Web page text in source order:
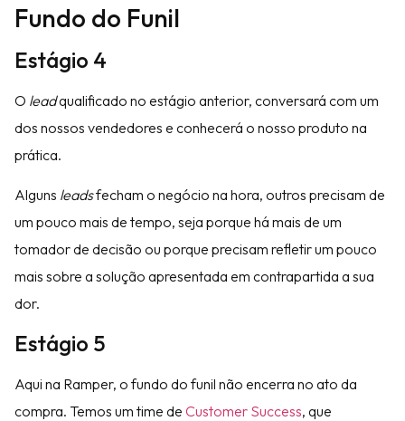
Fundo do Funil
Estágio 4
O leadqualificado no estágio anterior, conversará com um
dos nossos vendedores e conhecerá o nosso produto na
prática.
Alguns leadsfecham o negócio na hora, outros precisam de
um pouco mais de tempo, seja porque há mais de um
tomador de decisão ou porque precisam refletir um pouco
mais sobre a solução apresentada em contrapartida a sua
dor.
Estágio 5
Aqui na Ramper, o fundo do funil não encerra no ato da
compra. Temos um time de Customer Success, que